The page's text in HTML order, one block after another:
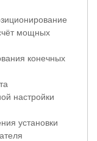
мощных
конечных
настройки
установки